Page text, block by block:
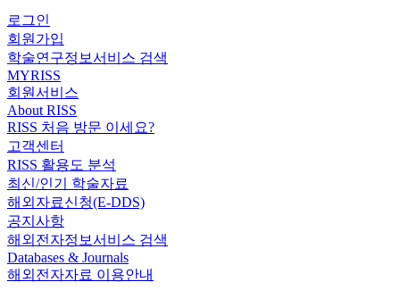
로그인
회원가입
학술연구정보서비스 검색
MYRISS
회원서비스
About RISS
RISS 처음 방문 이세요?
고객센터
RISS 활용도 분석
최신/인기 학술자료
해외자료신청(E-DDS)
공지사항
해외전자정보서비스 검색
Databases & Journals
해외전자자료 이용안내